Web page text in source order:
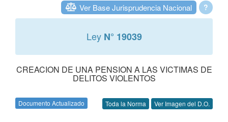
?
Ver Base Jurisprudencia Nacional
Ley N° 19039
CREACION DE UNA PENSION A LAS VICTIMAS DE
DELITOS VIOLENTOS
Documento Actualizado Toda la Norma Ver Imagen del D.O.